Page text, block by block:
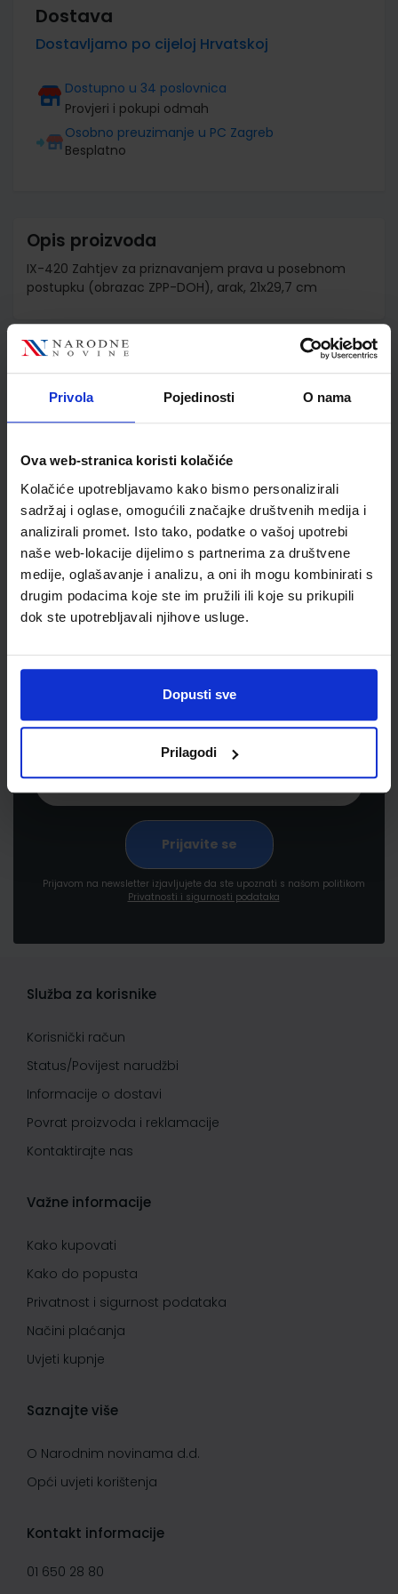
Privola Pojedinosti O nama
Ova web-stranica koristi kolačiće
Kolačiće upotrebljavamo kako bismo personalizirali
sadržaj i oglase, omogućili značajke društvenih medija i
analizirali promet. Isto tako, podatke o vašoj upotrebi
naše web-lokacije dijelimo s partnerima za društvene
medije, oglašavanje i analizu, a oni ih mogu kombinirati s
drugim podacima koje ste im pružili ili koje su prikupili
dok ste upotrebljavali njihove usluge.
Dopusti sve
Prilagodi
Dostava
Dostavljamo po cijeloj Hrvatskoj
Dostupno u 34 poslovnica
Provjeri i pokupi odmah
Osobno preuzimanje u PC Zagreb
Besplatno
Opis proizvoda
IX-420 Zahtjev za priznavanjem prava u posebnom
postupku (obrazac ZPP-DOH), arak, 21x29,7 cm
Detalji proizvoda
Šifra proizvoda
090635
Jedinična mjera
Newsletter prijava
Prijavite se kako bi primali informacije o novim
pogodnostima
Prijavom na newsletter izjavljujete da ste upoznati s našom politikom
Privatnosti i sigurnosti podataka
Služba za korisnike
Korisnički račun
Status/Povijest narudžbi
Informacije o dostavi
Povrat proizvoda i reklamacije
Kontaktirajte nas
Važne informacije
Kako kupovati
Kako do popusta
Privatnost i sigurnost podataka
Načini plaćanja
Uvjeti kupnje
Saznajte više
O Narodnim novinama d.d.
Opći uvjeti korištenja
Kontakt informacije
01 650 28 80